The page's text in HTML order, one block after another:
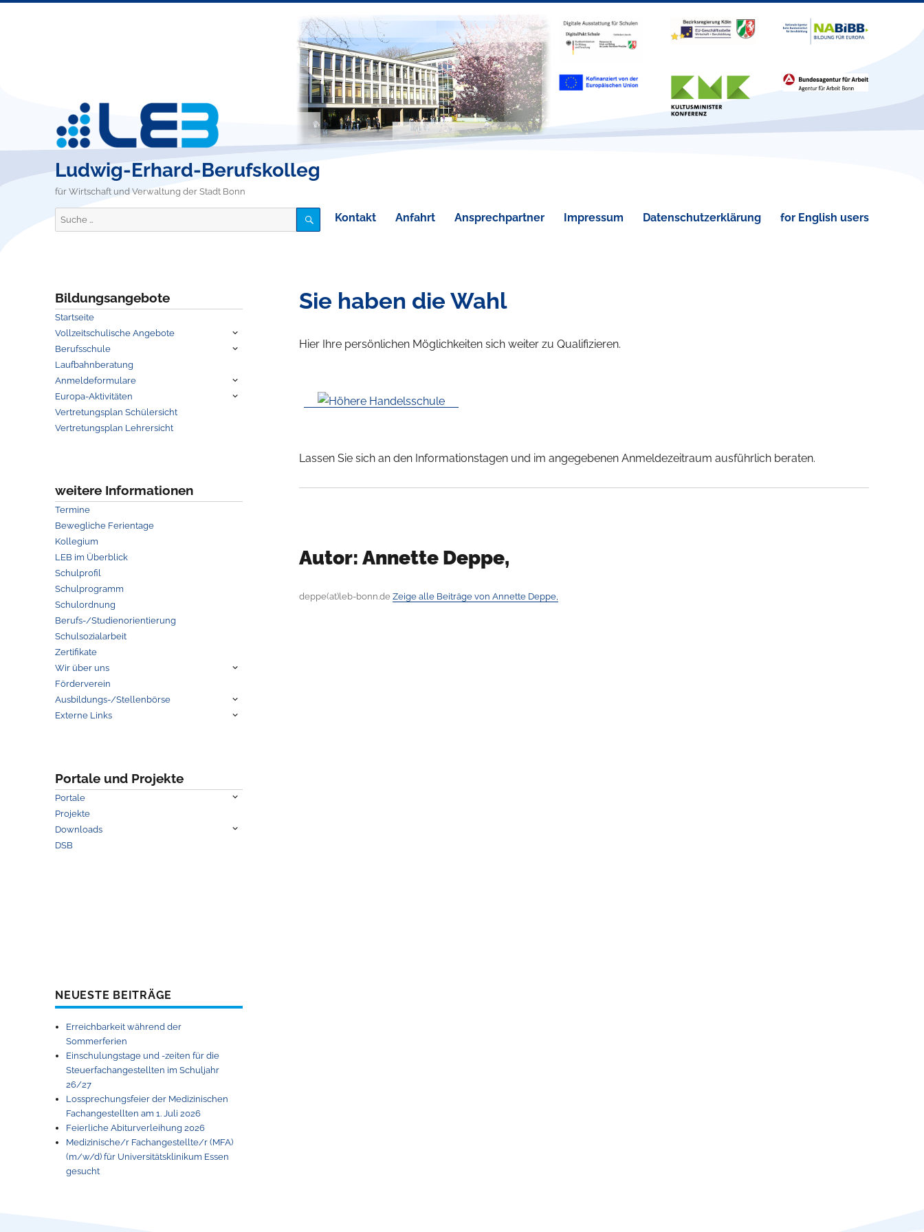
Ludwig-Erhard-Berufskolleg
für Wirtschaft und Verwaltung der Stadt Bonn
Suche
nach:
Kontakt Anfahrt Ansprechpartner Impressum Datenschutzerklärung for English users
Bildungsangebote
Startseite
Vollzeitschulische Angebote
Untermenü
Berufsschule
Untermenü
Laufbahnberatung
Anmeldeformulare
Untermenü
Europa-Aktivitäten
Untermenü
Vertretungsplan Schülersicht
Vertretungsplan Lehrersicht
weitere Informationen
Termine
Bewegliche Ferientage
Kollegium
LEB im Überblick
Schulprofil
Schulprogramm
Schulordnung
Berufs-/Studienorientierung
Schulsozialarbeit
Zertifikate
Wir über uns
Untermenü
Förderverein
Ausbildungs-/Stellenbörse
Untermenü
Externe Links
Untermenü
Portale und Projekte
Portale
Untermenü
Projekte
Downloads
Untermenü
DSB
Sie haben die Wahl
Hier Ihre persönlichen Möglichkeiten sich weiter zu Qualifizieren.
Lassen Sie sich an den Informationstagen und im angegebenen Anmeldezeitraum ausführlich beraten.
Autor: Annette Deppe,
deppe(at)leb-bonn.deZeige alle Beiträge von Annette Deppe,
NEUESTE BEITRÄGE
Erreichbarkeit während der
Sommerferien
Einschulungstage und -zeiten für die
Steuerfachangestellten im Schuljahr
26/27
Lossprechungsfeier der Medizinischen
Fachangestellten am 1. Juli 2026
Feierliche Abiturverleihung 2026
Medizinische/r Fachangestellte/r (MFA)
(m/w/d) für Universitätsklinikum Essen
gesucht